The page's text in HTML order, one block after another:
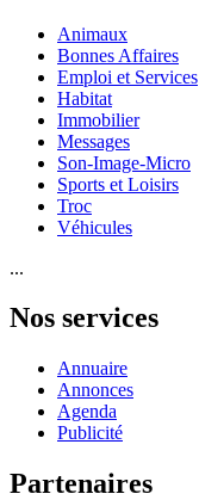
Animaux
Bonnes Affaires
Emploi et Services
Habitat
Immobilier
Messages
Son-Image-Micro
Sports et Loisirs
Troc
Véhicules
...
Nos services
Annuaire
Annonces
Agenda
Publicité
Partenaires